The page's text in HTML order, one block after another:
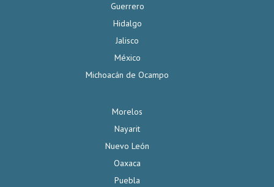
Guerrero
Hidalgo
Jalisco
México
Michoacán de Ocampo
Morelos
Nayarit
Nuevo León
Oaxaca
Puebla